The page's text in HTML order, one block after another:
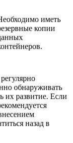
иметь
копии
обнаруживать
их развитие. Если
назад в